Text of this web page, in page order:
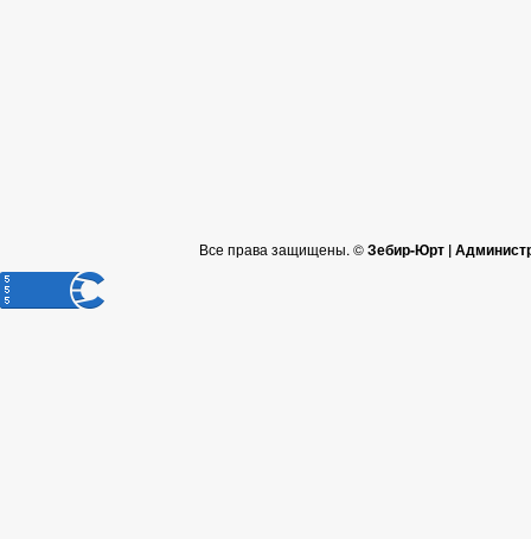
Все права защищены. ©Зебир-Юрт |